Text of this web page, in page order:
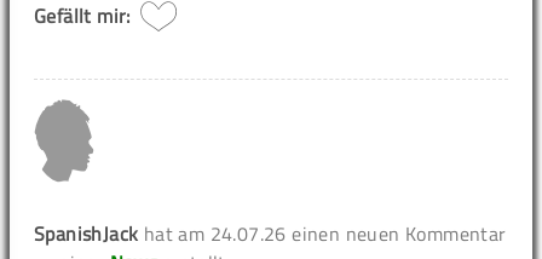
Gefällt mir:
SpanishJack hat am 24.07.26 einen neuen Kommentar